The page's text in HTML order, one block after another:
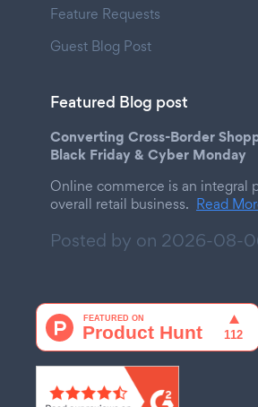
Feature Requests
Guest Blog Post
Featured Blog post
Converting Cross-Border
Black Friday & Cyber Monday
Online commerce is an integral
overall retail business. Read
Posted by on 2026-08-